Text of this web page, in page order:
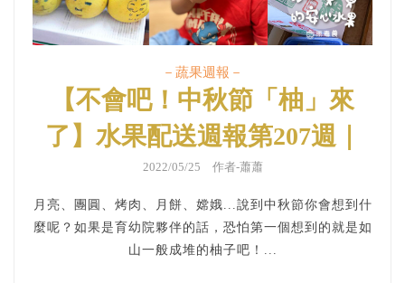
－蔬果週報－
【不會吧！中秋節「柚」來
了】水果配送週報第207週｜
蔬果週報
2022/05/25 作者-蕭蕭
月亮、團圓、烤肉、月餅、嫦娥...說到中秋節你會想到什
麼呢？如果是育幼院夥伴的話，恐怕第一個想到的就是如
山一般成堆的柚子吧！...